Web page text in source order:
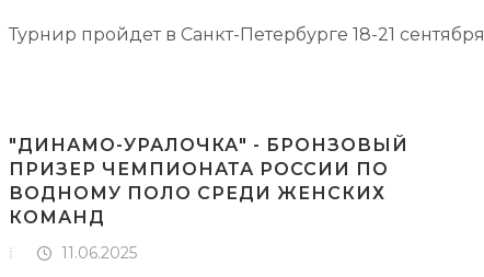
Турнир пройдет в Санкт-Петербурге 18-21 сентября
"ДИНАМО-УРАЛОЧКА" - БРОНЗОВЫЙ
ПРИЗЕР ЧЕМПИОНАТА РОССИИ ПО
ВОДНОМУ ПОЛО СРЕДИ ЖЕНСКИХ
КОМАНД
11.06.2025